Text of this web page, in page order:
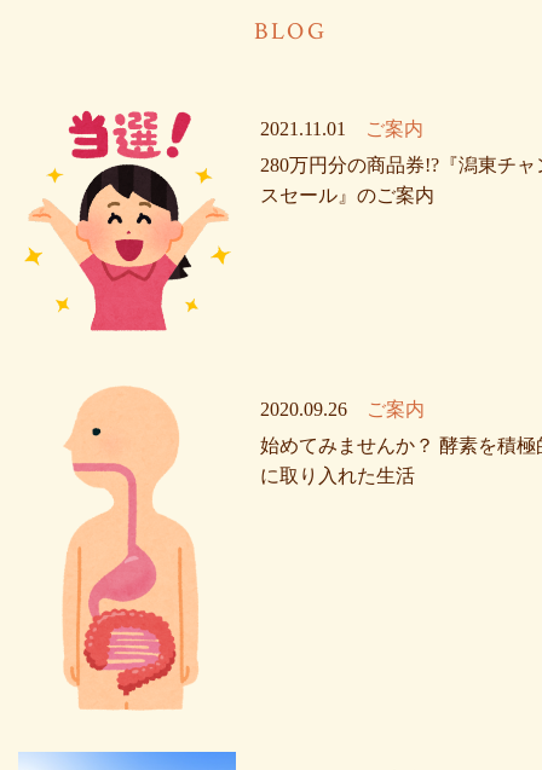
BLOG
2021.11.01
ご案内
280万円分の商品券!?『潟東チャ
スセール』のご案内
2020.09.26
ご案内
始めてみませんか？ 酵素を積極
に取り入れた生活